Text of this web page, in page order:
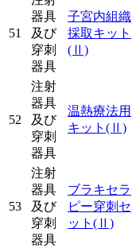
51
器具
及び
穿刺
器具
子宮内組織
採取キット
(Ⅱ)
52
注射
器具
及び
穿刺
器具
温熱療法用
キット (Ⅱ)
53
注射
器具
及び
穿刺
器具
ブラキセラ
ピー穿刺セ
ット (Ⅱ)